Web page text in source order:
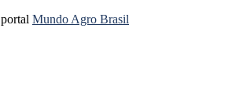
Mundo Agro Brasil